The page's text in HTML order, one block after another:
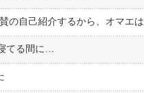
てる間に…